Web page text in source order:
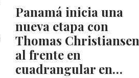
Panamá inicia una
nueva etapa con
Thomas Christiansen
al frente en
cuadrangular en…